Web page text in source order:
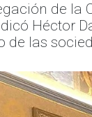
de la
Héctor
de las